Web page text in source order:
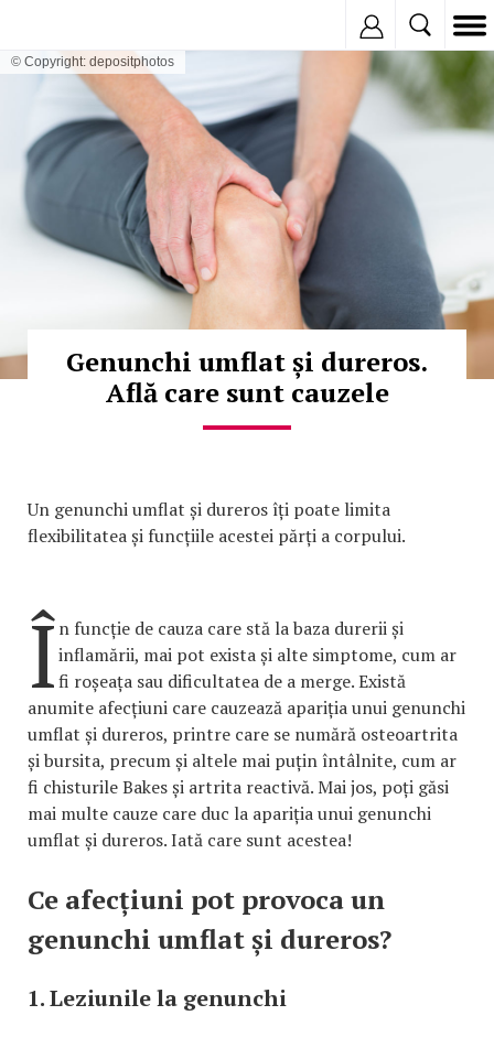
© Copyright: depositphotos
Genunchi umflat și dureros.
Află care sunt cauzele
Un genunchi umflat și dureros îți poate limita
flexibilitatea și funcțiile acestei părți a corpului.
În funcție de cauza care stă la baza durerii și
inflamării, mai pot exista și alte simptome, cum ar
fi roșeața sau dificultatea de a merge. Există
anumite afecțiuni care cauzează apariția unui genunchi
umflat și dureros, printre care se numără osteoartrita
și bursita, precum și altele mai puțin întâlnite, cum ar
fi chisturile Bakes și artrita reactivă. Mai jos, poți găsi
mai multe cauze care duc la apariția unui genunchi
umflat și dureros. Iată care sunt acestea!
Ce afecțiuni pot provoca un
genunchi umflat și dureros?
1. Leziunile la genunchi